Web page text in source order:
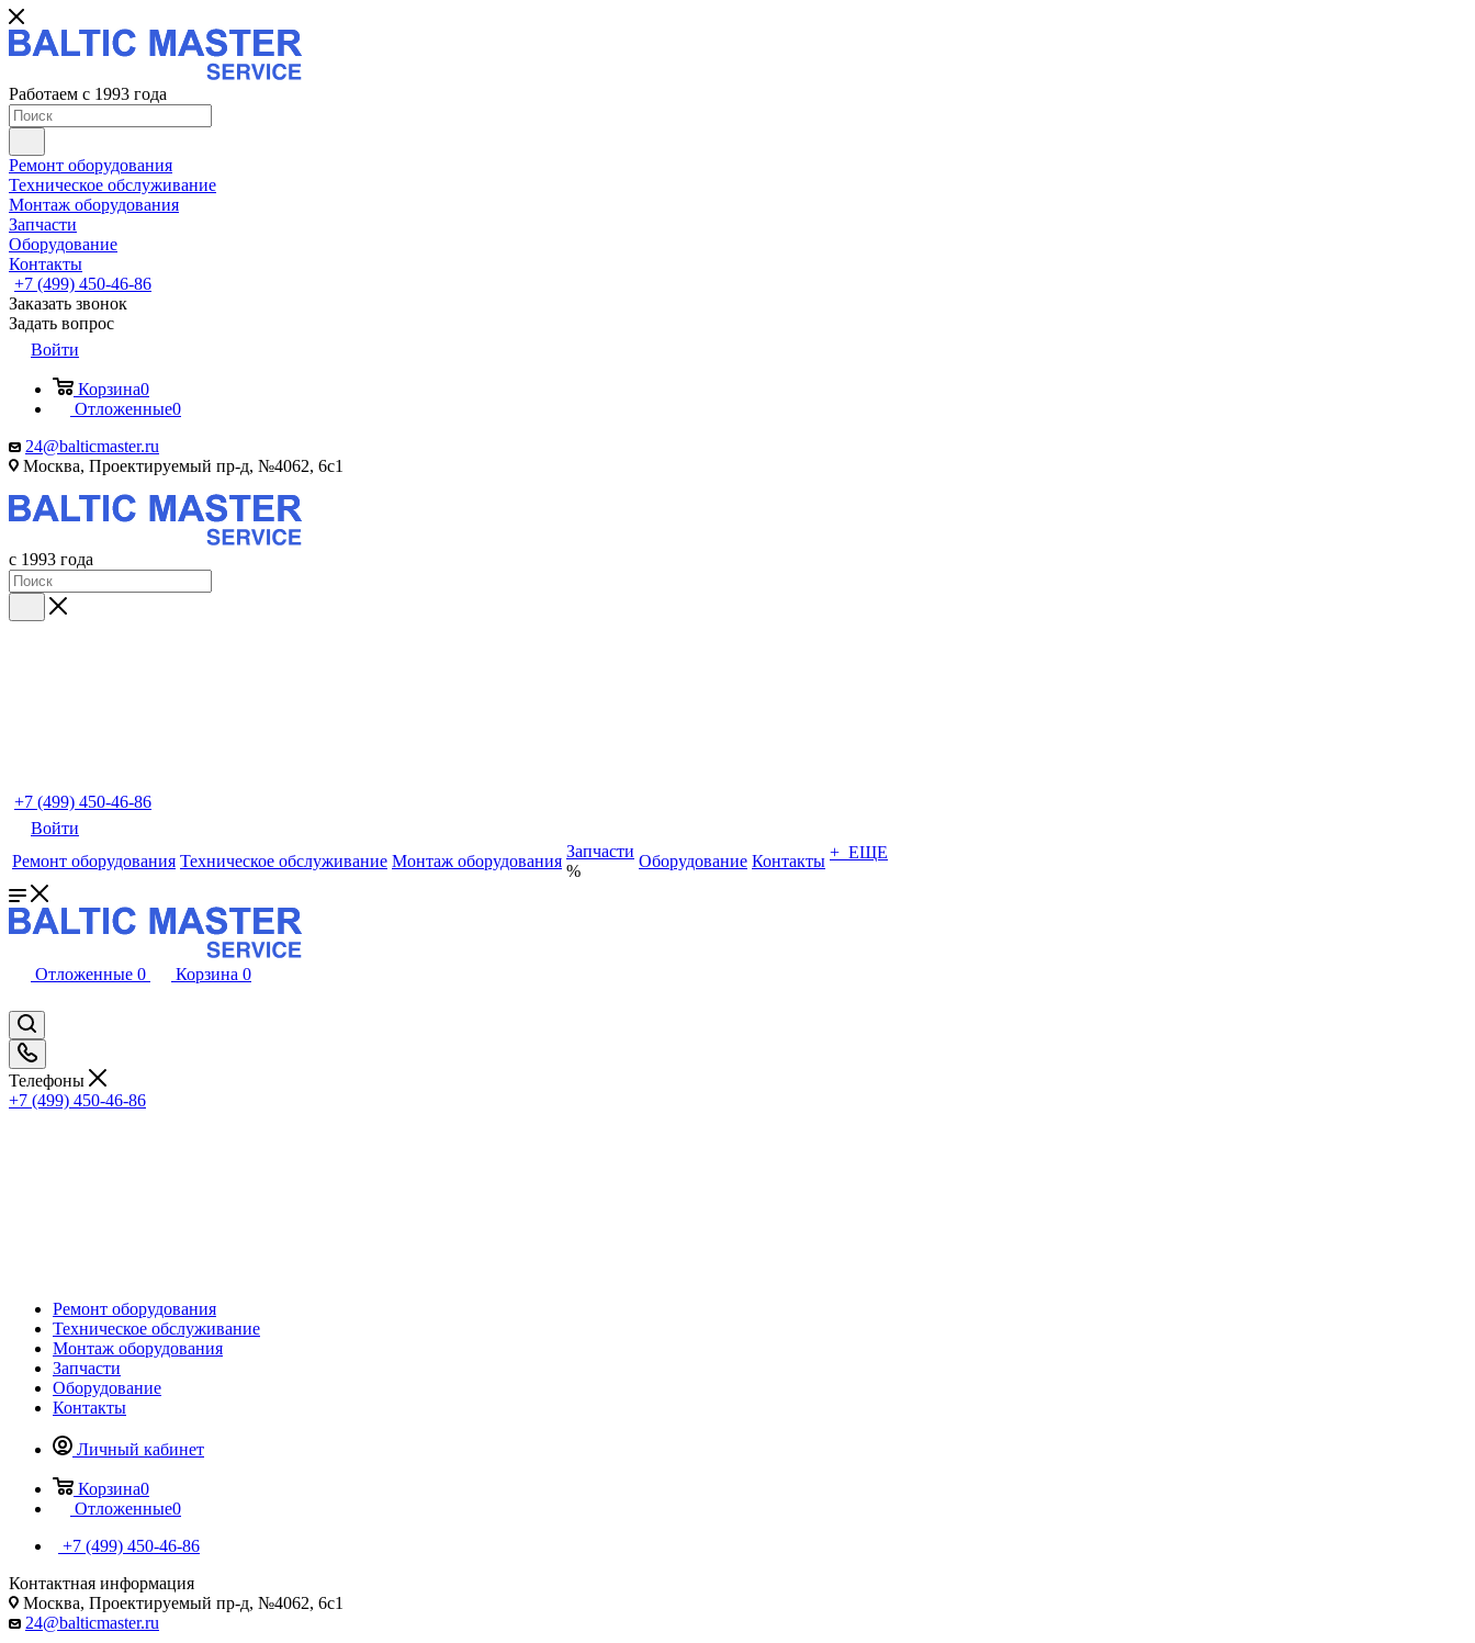
Работаем с 1993 года
Ремонт оборудования
Техническое обслуживание
Монтаж оборудования
Запчасти
Оборудование
Контакты
+7 (499) 450-46-86
Заказать звонок
Задать вопрос
Войти
Корзина0
Отложенные0
24@balticmaster.ru
Москва, Проектируемый пр-д, №4062, 6с1
с 1993 года
+7 (499) 450-46-86
Войти
Ремонт оборудования Техническое обслуживание Монтаж оборудования
Запчасти
%
Оборудование Контакты + ЕЩЕ
Отложенные 0 Корзина 0
Телефоны
+7 (499) 450-46-86
Ремонт оборудования
Техническое обслуживание
Монтаж оборудования
Запчасти
Оборудование
Контакты
Личный кабинет
Корзина0
Отложенные0
+7 (499) 450-46-86
Контактная информация
Москва, Проектируемый пр-д, №4062, 6с1
24@balticmaster.ru